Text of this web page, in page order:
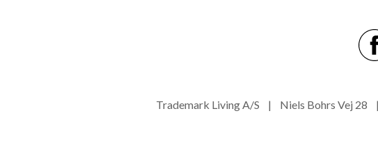
Trademark Living A/S | Niels Bohrs Vej